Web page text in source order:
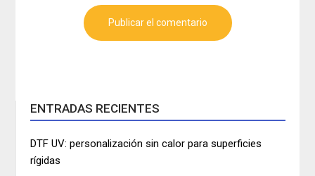
ENTRADAS RECIENTES
DTF UV: personalización sin calor para superficies
rígidas